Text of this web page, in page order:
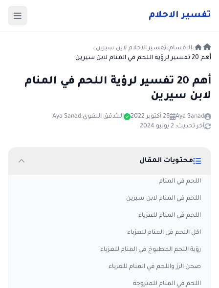
تفسير الاحلام
الاقسام تفسير الاحلام لابن سيرين
أهم 20 تفسير لرؤية اللحم في المنام لابن سيرين
أهم 20 تفسير لرؤية اللحم في المنام
لابن سيرين
Aya Sanad 26 أكتوبر 2022 المُدقق اللغوي:Aya Sanad
آخر تحديث: 2 يوليو 2024
محتويات المقال
اللحم في المنام
اللحم في المنام لابن سيرين
اللحم في المنام للعزباء
اكل اللحم في المنام للعزباء
رؤية اللحم المطبوخ في المنام للعزباء
صحن الرز واللحم في المنام للعزباء
اللحم في المنام للمتزوجة